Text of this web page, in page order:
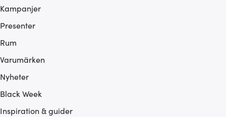
Kampanjer
Presenter
Rum
Varumärken
Nyheter
Black Week
Inspiration & guider